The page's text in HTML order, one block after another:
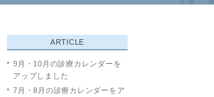
ARTICLE
9月・10月の診療カレンダーを
アップしました
7月・8月の診療カレンダーをア